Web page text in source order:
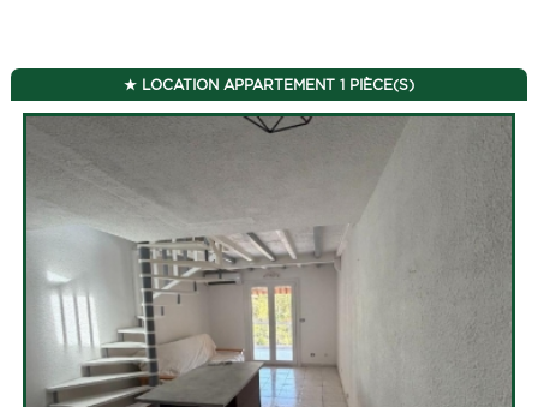
LOCATION APPARTEMENT 1 PIÈCE(S)